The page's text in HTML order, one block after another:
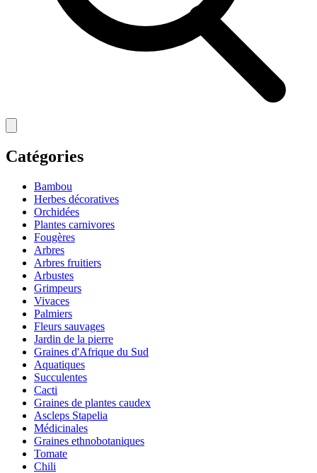
Catégories
Bambou
Herbes décoratives
Orchidées
Plantes carnivores
Fougères
Arbres
Arbres fruitiers
Arbustes
Grimpeurs
Vivaces
Palmiers
Fleurs sauvages
Jardin de la pierre
Graines d'Afrique du Sud
Aquatiques
Succulentes
Cacti
Graines de plantes caudex
Ascleps Stapelia
Médicinales
Graines ethnobotaniques
Tomate
Chili